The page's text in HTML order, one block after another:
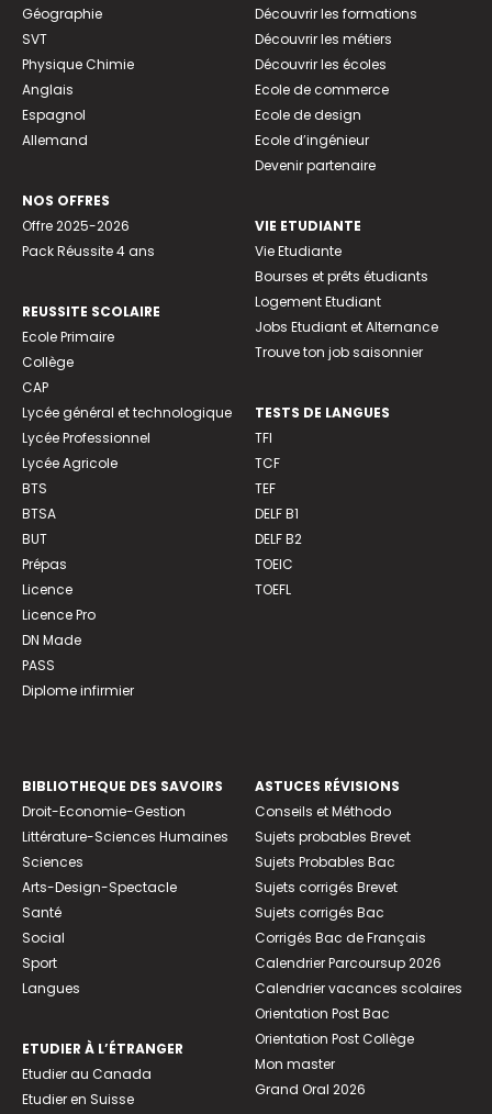
Géographie
SVT
Physique Chimie
Anglais
Espagnol
Allemand
NOS OFFRES
Offre 2025-2026
Pack Réussite 4 ans
REUSSITE SCOLAIRE
Ecole Primaire
Collège
CAP
Lycée général et technologique
Lycée Professionnel
Lycée Agricole
BTS
BTSA
BUT
Prépas
Licence
Licence Pro
DN Made
PASS
Diplome infirmier
Découvrir les formations
Découvrir les métiers
Découvrir les écoles
Ecole de commerce
Ecole de design
Ecole d’ingénieur
Devenir partenaire
VIE ETUDIANTE
Vie Etudiante
Bourses et prêts étudiants
Logement Etudiant
Jobs Etudiant et Alternance
Trouve ton job saisonnier
TESTS DE LANGUES
TFI
TCF
TEF
DELF B1
DELF B2
TOEIC
TOEFL
BIBLIOTHEQUE DES SAVOIRS
Droit-Economie-Gestion
Littérature-Sciences Humaines
Sciences
Arts-Design-Spectacle
Santé
Social
Sport
Langues
ETUDIER À L’ÉTRANGER
Etudier au Canada
Etudier en Suisse
ASTUCES RÉVISIONS
Conseils et Méthodo
Sujets probables Brevet
Sujets Probables Bac
Sujets corrigés Brevet
Sujets corrigés Bac
Corrigés Bac de Français
Calendrier Parcoursup 2026
Calendrier vacances scolaires
Orientation Post Bac
Orientation Post Collège
Mon master
Grand Oral 2026